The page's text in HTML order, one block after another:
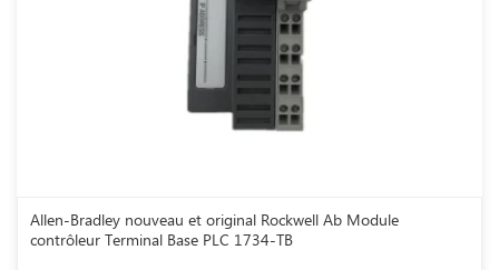
Allen-Bradley nouveau et original Rockwell Ab Module
contrôleur Terminal Base PLC 1734-TB